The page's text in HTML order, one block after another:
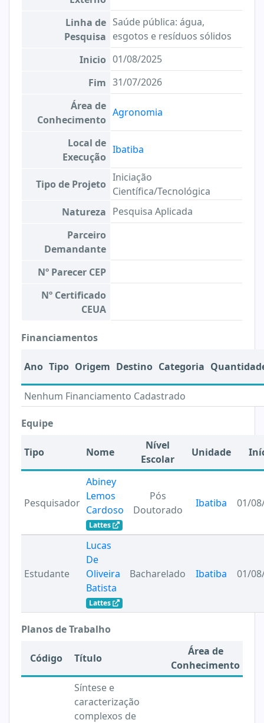
Linha de
Pesquisa
Saúde pública: água,
esgotos e resíduos sólidos
Inicio 01/08/2025
Fim 31/07/2026
Área de
Conhecimento
Agronomia
Local de
Execução
Ibatiba
Tipo de Projeto
Iniciação
Científica/Tecnológica
Natureza Pesquisa Aplicada
Parceiro
Demandante
Nº Parecer CEP
Nº Certificado
CEUA
Financiamentos
Ano Tipo Origem Destino Categoria
Nenhum Financiamento Cadastrado
Equipe
Tipo Nome
Nível
Escolar
Unidade
Pesquisador
Abiney
Lemos
Cardoso
Lattes
Pós
Doutorado
Ibatiba 01/
Estudante
Lucas
De
Oliveira
Batista
Lattes
Bacharelado Ibatiba 01/
Planos de Trabalho
Código Título
Área de
Conhecimento
Síntese e
caracterização
complexos de